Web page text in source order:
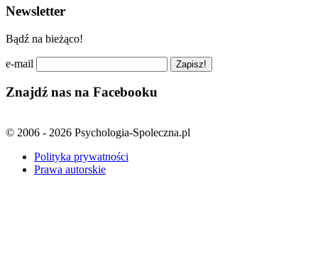
Newsletter
Bądź na bieżąco!
e-mail
Znajdź nas na Facebooku
© 2006 - 2026 Psychologia-Spoleczna.pl
Polityka prywatności
Prawa autorskie